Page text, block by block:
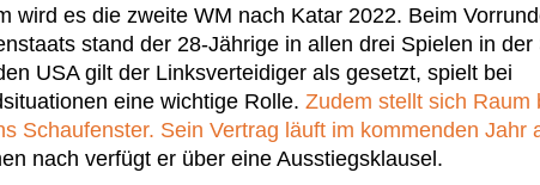
wird es die zweite WM nach Katar 2022. Beim
stand der 28-Jährige in allen drei Spielen in der
USA gilt der Linksverteidiger als gesetzt, spielt bei
eine wichtige Rolle. Zudem stellt sich Raum
Schaufenster. Sein Vertrag läuft im kommenden Jahr
nach verfügt er über eine Ausstiegsklausel.